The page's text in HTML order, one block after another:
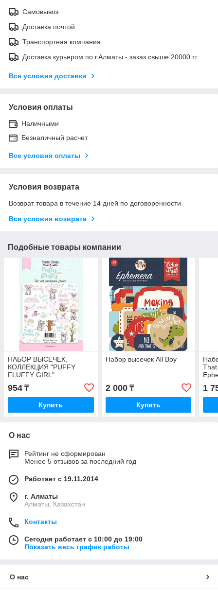
Самовывоз
Доставка почтой
Транспортная компания
Доставка курьером по г.Алматы - заказ свыше 20000 тг
Все условия доставки
Условия оплаты
Наличными
Безналичный расчет
Все условия оплаты
Условия возврата
Возврат товара в течение 14 дней по договоренности
Все условия возврата
Подобные товары компании
НАБОР ВЫСЕЧЕК,
КОЛЛЕКЦИЯ "PUFFY
FLUFFY GIRL"
954 ₸
Купить
Набор высечек All Boy
2 000₸
Купить
1
О нас
Рейтинг не сформирован
Менее 5 отзывов за последний год
Работает с 19.11.2014
г. Алматы
Алматы, Казахстан
Контакты
Сегодня работает с 10:00 до 19:00
Показать весь график работы
О нас